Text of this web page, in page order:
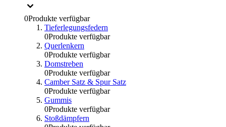
0Produkte verfügbar
Tieferlegungsfedern
0Produkte verfügbar
Querlenkern
0Produkte verfügbar
Domstreben
0Produkte verfügbar
Camber Satz & Spur Satz
0Produkte verfügbar
Gummis
0Produkte verfügbar
Stoßdämpfern